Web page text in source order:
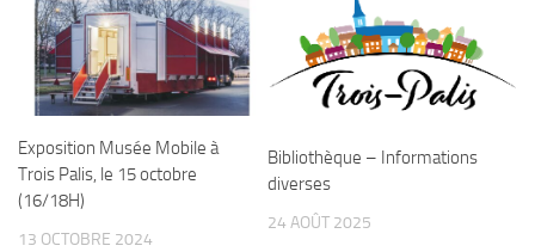
Exposition Musée Mobile à
Trois Palis, le 15 octobre
(16/18H)
13 OCTOBRE 2024
Bibliothèque – Informations
diverses
24 AOÛT 2025